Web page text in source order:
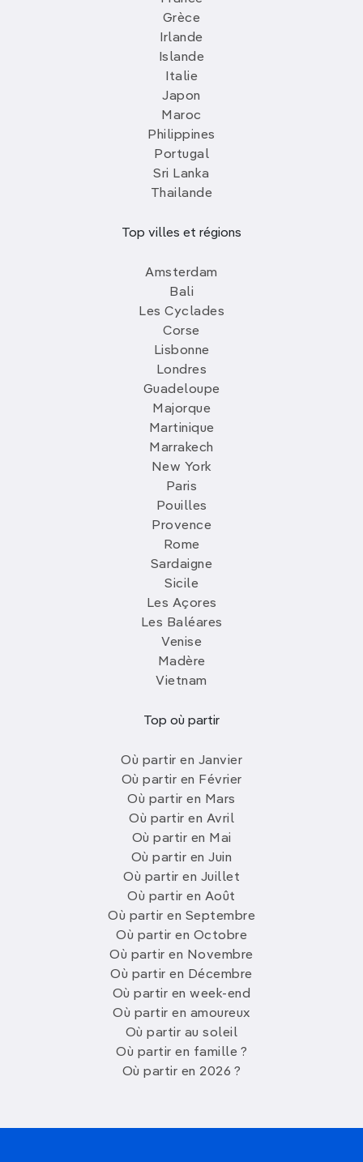
Grèce
Irlande
Islande
Italie
Japon
Maroc
Philippines
Portugal
Sri Lanka
Thailande
Top villes et régions
Amsterdam
Bali
Les Cyclades
Corse
Lisbonne
Londres
Guadeloupe
Majorque
Martinique
Marrakech
New York
Paris
Pouilles
Provence
Rome
Sardaigne
Sicile
Les Açores
Les Baléares
Venise
Madère
Vietnam
Top où partir
Où partir en Janvier
Où partir en Février
Où partir en Mars
Où partir en Avril
Où partir en Mai
Où partir en Juin
Où partir en Juillet
Où partir en Août
Où partir en Septembre
Où partir en Octobre
Où partir en Novembre
Où partir en Décembre
Où partir en week-end
Où partir en amoureux
Où partir au soleil
Où partir en famille ?
Où partir en 2026 ?